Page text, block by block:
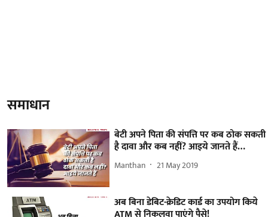
समाधान
बेटी अपने पिता की संपत्ति पर कब ठोक सकती
है दावा और कब नहीं? आइये जानते हैं…
Manthan 21 May 2019
अब बिना डेबिट-क्रेडिट कार्ड का उपयोग किये